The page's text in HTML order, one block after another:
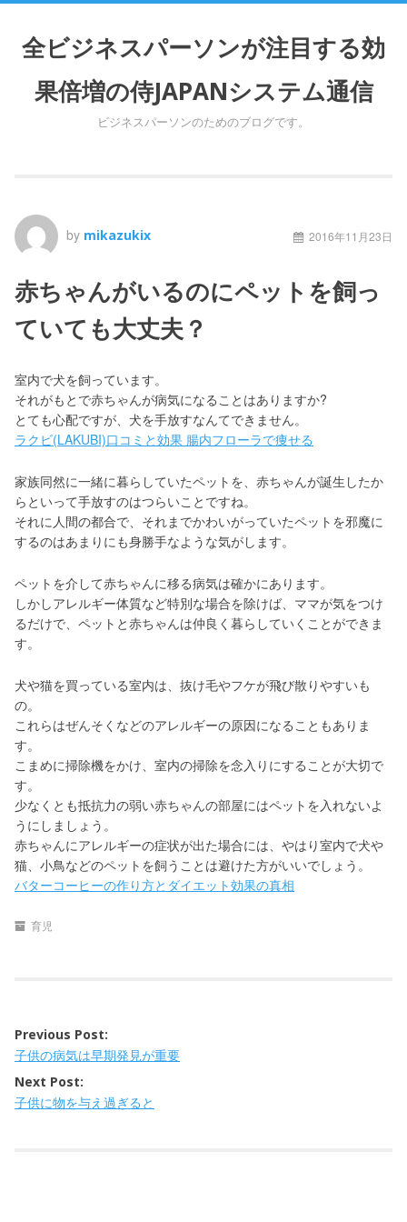
n
t
全ビジネスパーソンが注目する効
果倍増の侍JAPANシステム通信
ビジネスパーソンのためのブログです。
2016年11月23日
by mikazukix
赤ちゃんがいるのにペットを飼っ
ていても大丈夫？
室内で犬を飼っています。
それがもとで赤ちゃんが病気になることはありますか?
とても心配ですが、犬を手放すなんてできません。
ラクビ(LAKUBI)口コミと効果 腸内フローラで痩せる
家族同然に一緒に暮らしていたペットを、赤ちゃんが誕生したか
らといって手放すのはつらいことですね。
それに人間の都合で、それまでかわいがっていたペットを邪魔に
するのはあまりにも身勝手なような気がします。
ペットを介して赤ちゃんに移る病気は確かにあります。
しかしアレルギー体質など特別な場合を除けば、ママが気をつけ
るだけで、ペットと赤ちゃんは仲良く暮らしていくことができま
す。
犬や猫を買っている室内は、抜け毛やフケが飛び散りやすいも
の。
これらはぜんそくなどのアレルギーの原因になることもありま
す。
こまめに掃除機をかけ、室内の掃除を念入りにすることが大切で
す。
少なくとも抵抗力の弱い赤ちゃんの部屋にはペットを入れないよ
うにしましょう。
赤ちゃんにアレルギーの症状が出た場合には、やはり室内で犬や
猫、小鳥などのペットを飼うことは避けた方がいいでしょう。
バターコーヒーの作り方とダイエット効果の真相
育児
P
o
s
Previous Post:
子供の病気は早期発見が重要
Next Post:
子供に物を与え過ぎると